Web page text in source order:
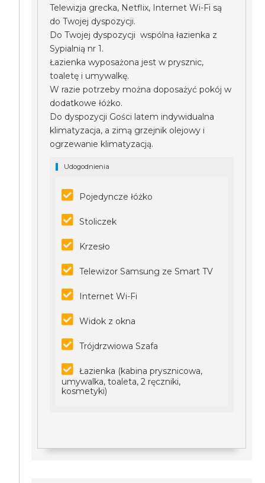
Telewizja grecka, Netflix, Internet Wi-Fi są
do Twojej dyspozycji.
Do Twojej dyspozycji wspólna łazienka z
Sypialnią nr 1.
Łazienka wyposażona jest w prysznic,
toaletę i umywalkę.
W razie potrzeby można doposażyć pokój w
dodatkowe łóżko.
Do dyspozycji Gości latem indywidualna
klimatyzacja, a zimą grzejnik olejowy i
ogrzewanie klimatyzacją.
Udogodnienia
Pojedyncze łóżko
Stoliczek
Krzesło
Telewizor Samsung ze Smart TV
Internet Wi-Fi
Widok z okna
Trójdrzwiowa Szafa
Łazienka (kabina prysznicowa,
umywalka, toaleta, 2 ręczniki,
kosmetyki)